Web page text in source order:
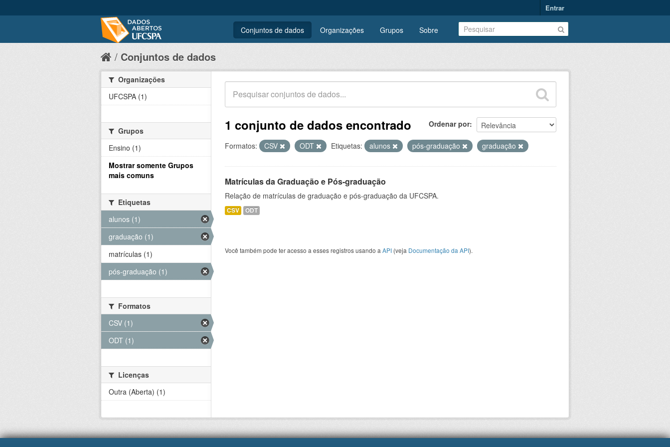
Entrar
Conjuntos de dados Organizações Grupos Sobre
Conjuntos de dados
Ordenar por
1 conjunto de dados encontrado
Formatos: CSV ODT Etiquetas: alunos pós-graduação graduação
Matrículas da Graduação e Pós-graduação
Relação de matrículas de graduação e pós-graduação da UFCSPA.
CSV ODT
Você também pode ter acesso a esses registros usando a API (veja Documentação da API).
Organizações
UFCSPA (1)
Grupos
Ensino (1)
Mostrar somente Grupos
mais comuns
Etiquetas
alunos (1)
graduação (1)
matrículas (1)
pós-graduação (1)
Formatos
CSV (1)
ODT (1)
Licenças
Outra (Aberta) (1)